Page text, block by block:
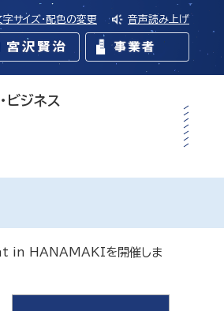
字サイズ・配色の変更 音声読み上げ
ビジネス
HANAMAKIを開催しま